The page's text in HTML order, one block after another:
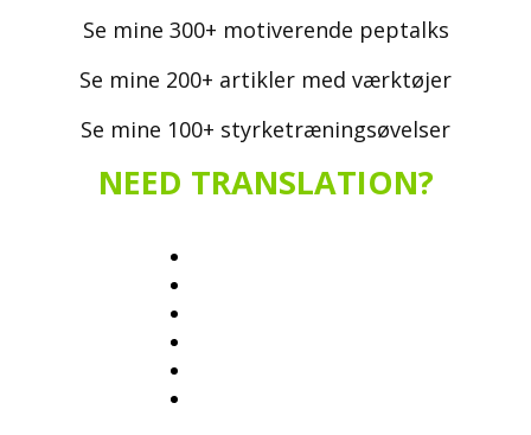
Se mine 300+ motiverende peptalks
Se mine 200+ artikler med værktøjer
Se mine 100+ styrketræningsøvelser
NEED TRANSLATION?